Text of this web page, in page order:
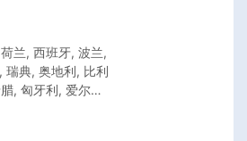
兰, 西班牙, 波兰,
瑞典, 奥地利, 比利
, 匈牙利, 爱尔兰,
亚, 卢森堡, 马耳